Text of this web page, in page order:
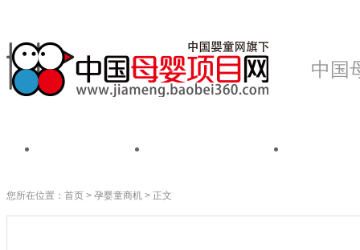
中国
您所在位置： 首页 > 孕婴童商机 > 正文